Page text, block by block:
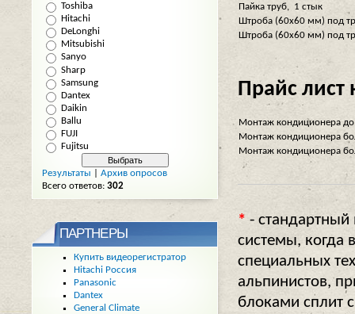
Пайка труб, 1 стык
Штроба (60х60 мм) под
Штроба (60х60 мм) под
Прайс лист
Монтаж кондиционера
Монтаж кондиционера
Монтаж кондиционера
* -
системы, когда
специальных
альпинистов,
блоками сплит
Toshiba
Hitachi
DeLonghi
Mitsubishi
Sanyo
Sharp
Samsung
Dantex
Daikin
Ballu
FUJI
Fujitsu
Результаты
Архив опросов
Всего ответов: 302
ПАРТНЕРЫ
Купить видеорегистратор
Hitachi Россия
Panasonic
Dantex
General Climate